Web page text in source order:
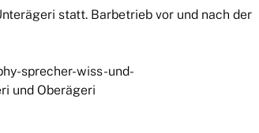
statt. Barbetrieb vor und nach der
sprecher-wiss-und-
und Oberägeri